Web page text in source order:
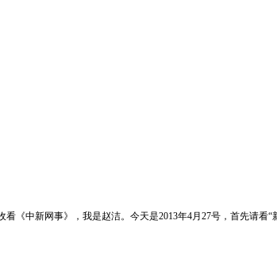
中新网事》，我是赵洁。今天是2013年4月27号，首先请看“